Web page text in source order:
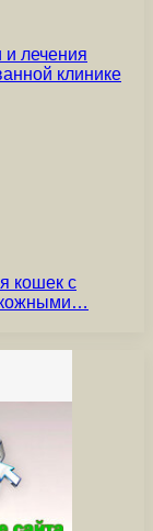
лечения
клинике
кошек с
кожными…